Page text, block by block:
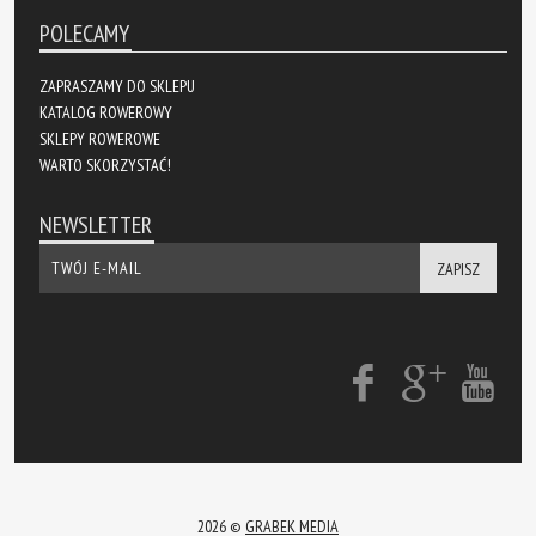
POLECAMY
ZAPRASZAMY DO SKLEPU
KATALOG ROWEROWY
SKLEPY ROWEROWE
WARTO SKORZYSTAĆ!
NEWSLETTER
ZAPISZ
2026 © GRABEK MEDIA